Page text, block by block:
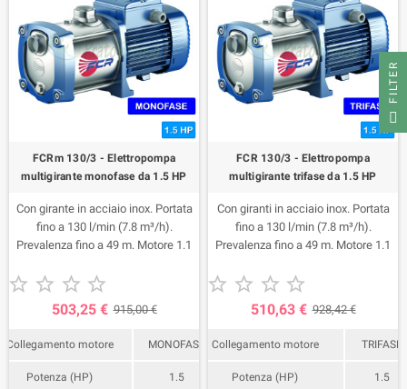
FCRm 130/3 - Elettropompa
multigirante monofase da 1.5 HP
Con girante in acciaio inox. Portata
fino a 130 l/min (7.8 m³/h).
Prevalenza fino a 49 m. Motore 1.1
   
503,25 € 915,00 €
Collegamento motore MONOFASE
Potenza (HP) 1.5
FCR 130/3 - Elettropompa
multigirante trifase da 1.5 HP
Con giranti in acciaio inox. Portata
fino a 130 l/min (7.8 m³/h).
Prevalenza fino a 49 m. Motore 1.1
   
510,63 € 928,42 €
Collegamento motore TRIFASE
Potenza (HP) 1.5
FILTER